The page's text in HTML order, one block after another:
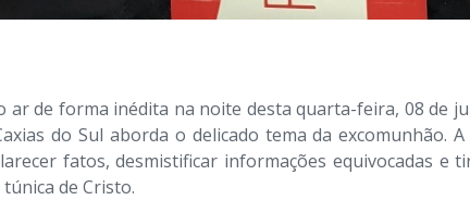
ar de forma inédita na noite desta quarta-feira, 08 de
do Sul aborda o delicado tema da
fatos, desmistificar informações equivocadas e
de Cristo.